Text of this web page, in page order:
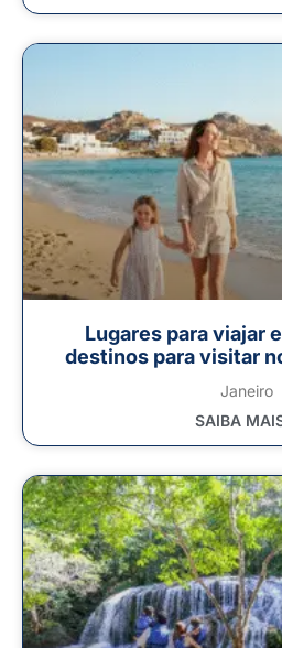
Lugares para viajar
destinos para visitar
Janeiro
SAIBA